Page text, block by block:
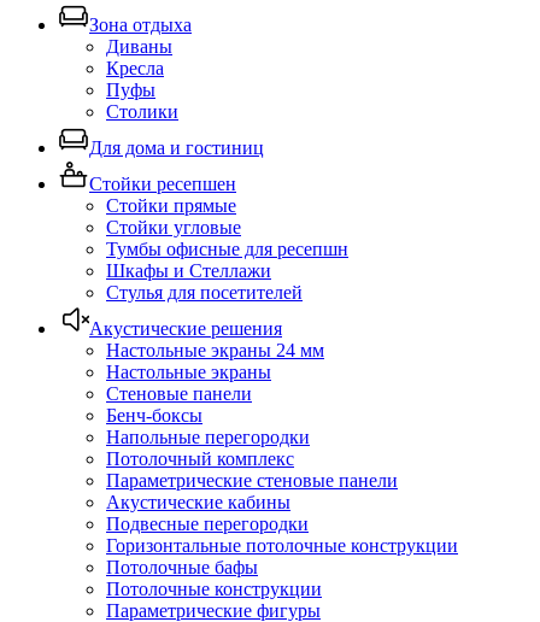
Зона отдыха
Диваны
Кресла
Пуфы
Столики
Для дома и гостиниц
Стойки ресепшен
Стойки прямые
Стойки угловые
Тумбы офисные для ресепшн
Шкафы и Стеллажи
Стулья для посетителей
Акустические решения
Настольные экраны 24 мм
Настольные экраны
Стеновые панели
Бенч-боксы
Напольные перегородки
Потолочный комплекс
Параметрические стеновые панели
Акустические кабины
Подвесные перегородки
Горизонтальные потолочные конструкции
Потолочные бафы
Потолочные конструкции
Параметрические фигуры